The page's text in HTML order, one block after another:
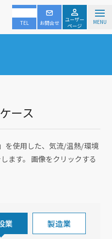
TEL お問合せ
ユーザー
ページ
MENU
ース
を使用した、気流/温熱/環境
ます。 画像をクリックする
業 製造業